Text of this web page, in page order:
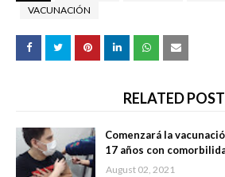
VACUNACIÓN
RELATED
Comenzará la
17 años con
August 02, 2021